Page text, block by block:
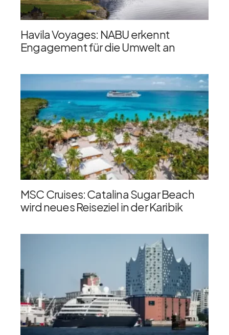
Havila Voyages: NABU erkennt
Engagement für die Umwelt an
MSC Cruises: Catalina Sugar Beach
wird neues Reiseziel in der Karibik